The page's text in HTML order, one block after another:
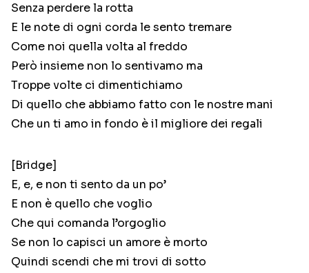
Senza perdere la rotta
E le note di ogni corda le sento tremare
Come noi quella volta al freddo
Però insieme non lo sentivamo ma
Troppe volte ci dimentichiamo
Di quello che abbiamo fatto con le nostre mani
Che un ti amo in fondo è il migliore dei regali
[Bridge]
E, e, e non ti sento da un po’
E non è quello che voglio
Che qui comanda l’orgoglio
Se non lo capisci un amore è morto
Quindi scendi che mi trovi di sotto